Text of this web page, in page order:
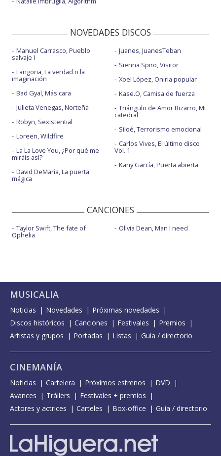
NOVEDADES DISCOS
Manuel Carrasco, Pueblo
salvaje I
Fangoria, La verdad o la
imaginación
Bad Gyal, Más cara
Julieta Venegas, Norteña
Robyn, Sexistential
Loreen, Wildfire
La La Love You, ¿Por qué me
miráis así?
David DeMaría, La puerta
mágica
Juanes, JuanesTeban
Sienna Spiro, Visitor
Xoel López, Oniria popular
Kase.O, Camisa de fuerza
Triángulo de Amor Bizarro, Mi
catedral
Siloé, Terrorismo emocional
Carlos Vives, El último disco
Vol. 1
Kany García, Puerta abierta
CANCIONES
Taylor Swift, The fate of
Ophelia
Olivia Dean, Man I need
MUSICALIA
Noticias Novedades
Próximas novedades
Discos históricos
Canciones Festivales
Premios
Artistas y grupos
Portadas Listas Guía / directorio
CINEMANÍA
Noticias Cartelera Próximos estrenos
DVD
Avances
Tráilers
Festivales + premios
Actores y actrices
Carteles Box-office Guía / directorio